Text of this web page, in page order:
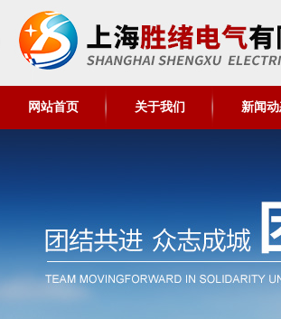
网站首页 关于我们 新闻